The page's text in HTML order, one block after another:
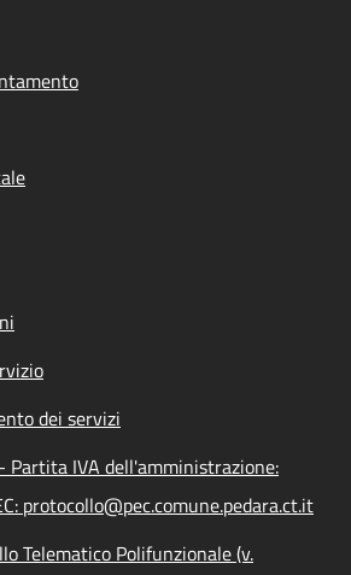
dei servizi
Partita IVA dell'amministrazione:
protocollo@pec.comune.pedara.ct.it
Telematico Polifunzionale (v.